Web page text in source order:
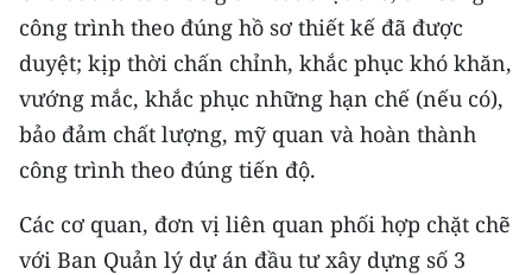
công trình theo đúng hồ sơ thiết kế đã được
duyệt; kịp thời chấn chỉnh, khắc phục khó khăn,
vướng mắc, khắc phục những hạn chế (nếu có),
bảo đảm chất lượng, mỹ quan và hoàn thành
công trình theo đúng tiến độ.
Các cơ quan, đơn vị liên quan phối hợp chặt chẽ
với Ban Quản lý dự án đầu tư xây dựng số 3